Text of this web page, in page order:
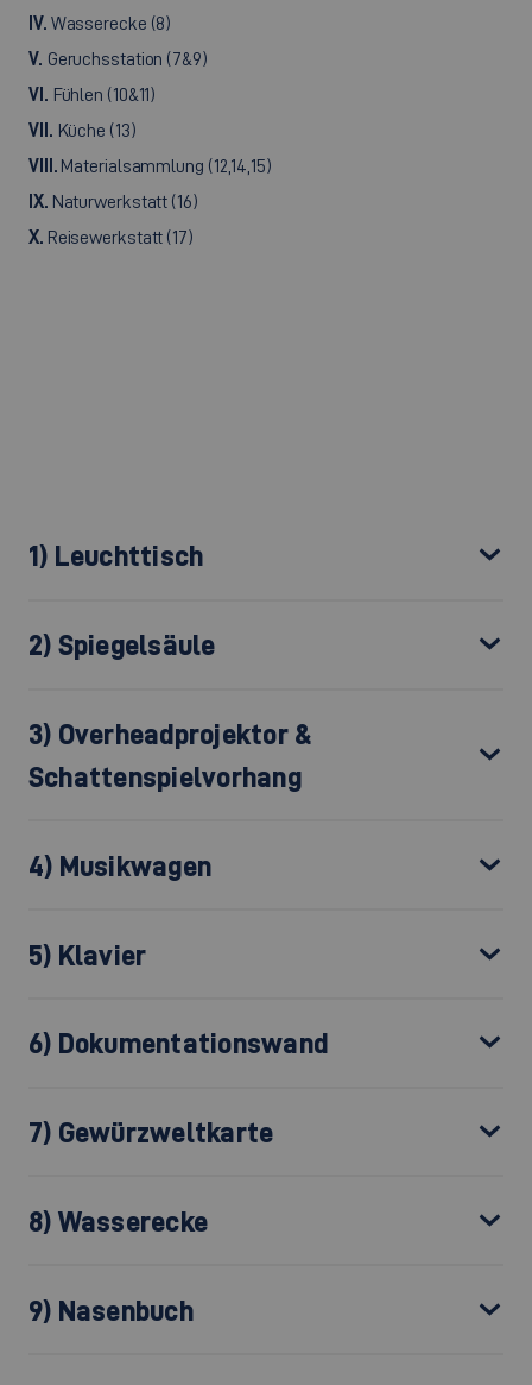
IV. Wasserecke (8)
V. Geruchsstation (7&9)
VI. Fühlen (10&11)
VII. Küche (13)
VIII. Materialsammlung (12,14,15)
IX. Naturwerkstatt (16)
X. Reisewerkstatt (17)
1) Leuchttisch
2) Spiegelsäule
3) Overheadprojektor &
Schattenspielvorhang
4) Musikwagen
5) Klavier
6) Dokumentationswand
7) Gewürzweltkarte
8) Wasserecke
9) Nasenbuch